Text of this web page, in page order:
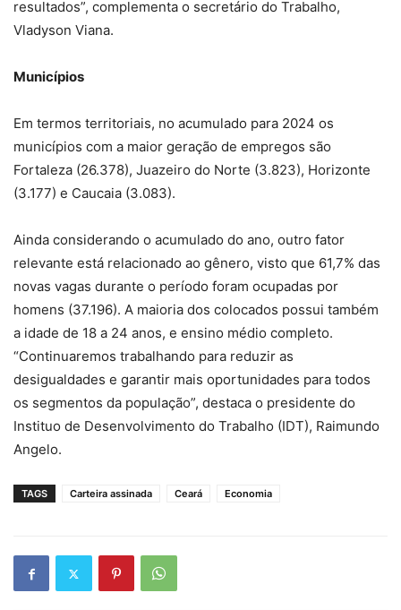
resultados”, complementa o secretário do Trabalho,
Vladyson Viana.
Municípios
Em termos territoriais, no acumulado para 2024 os
municípios com a maior geração de empregos são
Fortaleza (26.378), Juazeiro do Norte (3.823), Horizonte
(3.177) e Caucaia (3.083).
Ainda considerando o acumulado do ano, outro fator
relevante está relacionado ao gênero, visto que 61,7% das
novas vagas durante o período foram ocupadas por
homens (37.196). A maioria dos colocados possui também
a idade de 18 a 24 anos, e ensino médio completo.
“Continuaremos trabalhando para reduzir as
desigualdades e garantir mais oportunidades para todos
os segmentos da população”, destaca o presidente do
Instituo de Desenvolvimento do Trabalho (IDT), Raimundo
Angelo.
TAGS Carteira assinada Ceará Economia